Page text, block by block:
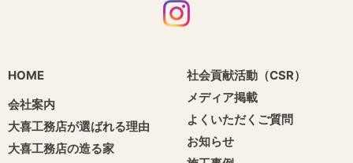
HOME
会社案内
大喜工務店が選ばれる理由
大喜工務店の造る家
社会貢献活動（CSR）
メディア掲載
よくいただくご質問
お知らせ